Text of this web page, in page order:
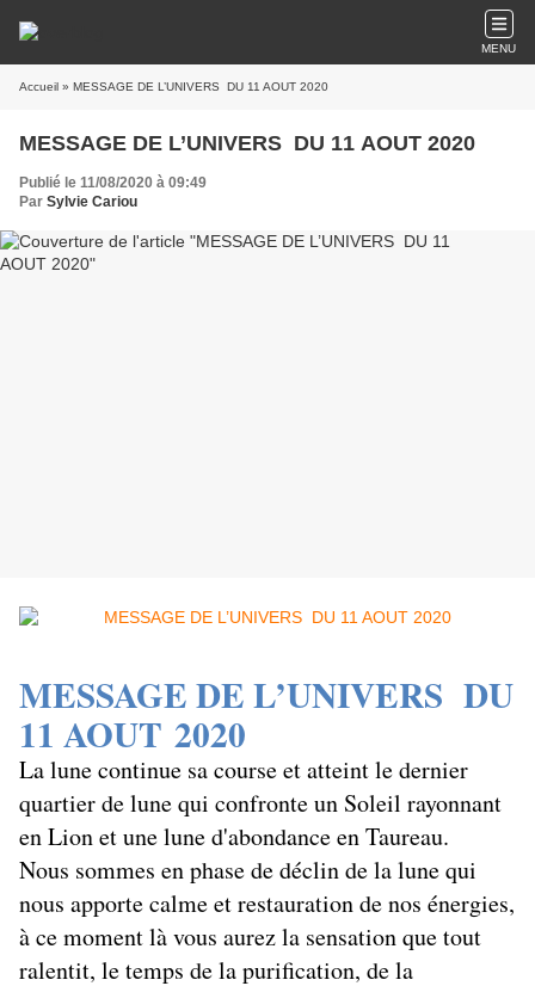
MENU
Accueil » MESSAGE DE L’UNIVERS DU 11 AOUT 2020
MESSAGE DE L’UNIVERS DU 11 AOUT 2020
Publié le 11/08/2020 à 09:49
Par Sylvie Cariou
MESSAGE DE L’UNIVERS DU
11 AOUT 2020
La lune continue sa course et atteint le dernier
quartier de lune qui confronte un Soleil rayonnant
en Lion et une lune d'abondance en Taureau.
Nous sommes en phase de déclin de la lune qui
nous apporte calme et restauration de nos énergies,
à ce moment là vous aurez la sensation que tout
ralentit, le temps de la purification, de la